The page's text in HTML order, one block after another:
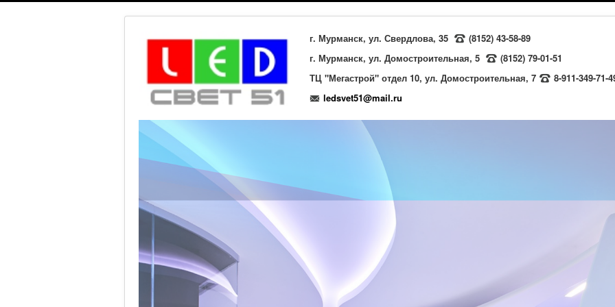
г. Мурманск, ул. Свердлова, 35
(8152) 43-58-89
г. Мурманск, ул. Домостроительная, 5
(8152) 79-01-51
ТЦ "Мегастрой" отдел 10, ул. Домостроительная, 7
8-911-349-71-
ledsvet51@mail.ru